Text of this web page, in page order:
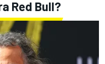
Red Bull?